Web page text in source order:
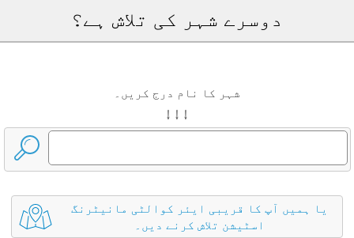
دوسرے شہر کی تلاش ہے؟
شہر کا نام درج کریں۔
↓ ↓ ↓
یا ہمیں آپ کا قریبی ایئر کوالٹی مانیٹرنگ
اسٹیشن تلاش کرنے دیں۔